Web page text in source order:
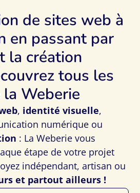
de sites web à
en passant par
la création
tous les
Weberie
, identité visuelle,
numérique ou
: La Weberie vous
étape de votre projet
indépendant, artisan ou
et partout ailleurs !